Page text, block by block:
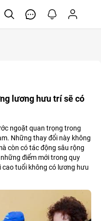
lương hưu trí sẽ có
ngoặt quan trọng trong
Những thay đổi này không
còn có tác động sâu rộng
điểm mới trong quy
tuổi không có lương hưu